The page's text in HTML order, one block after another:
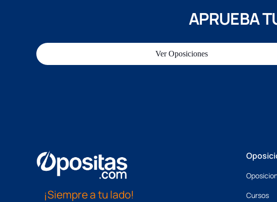
APRUEBA
Ver Oposiciones
¡Siempre a tu lado! Cursos